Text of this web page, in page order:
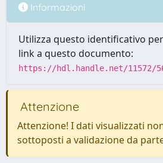
Informazioni
Utilizza questo identificativo
link a questo documento:
https://hdl.handle.net/11572/
Attenzione
Attenzione! I dati visualizzati
sottoposti a validazione da